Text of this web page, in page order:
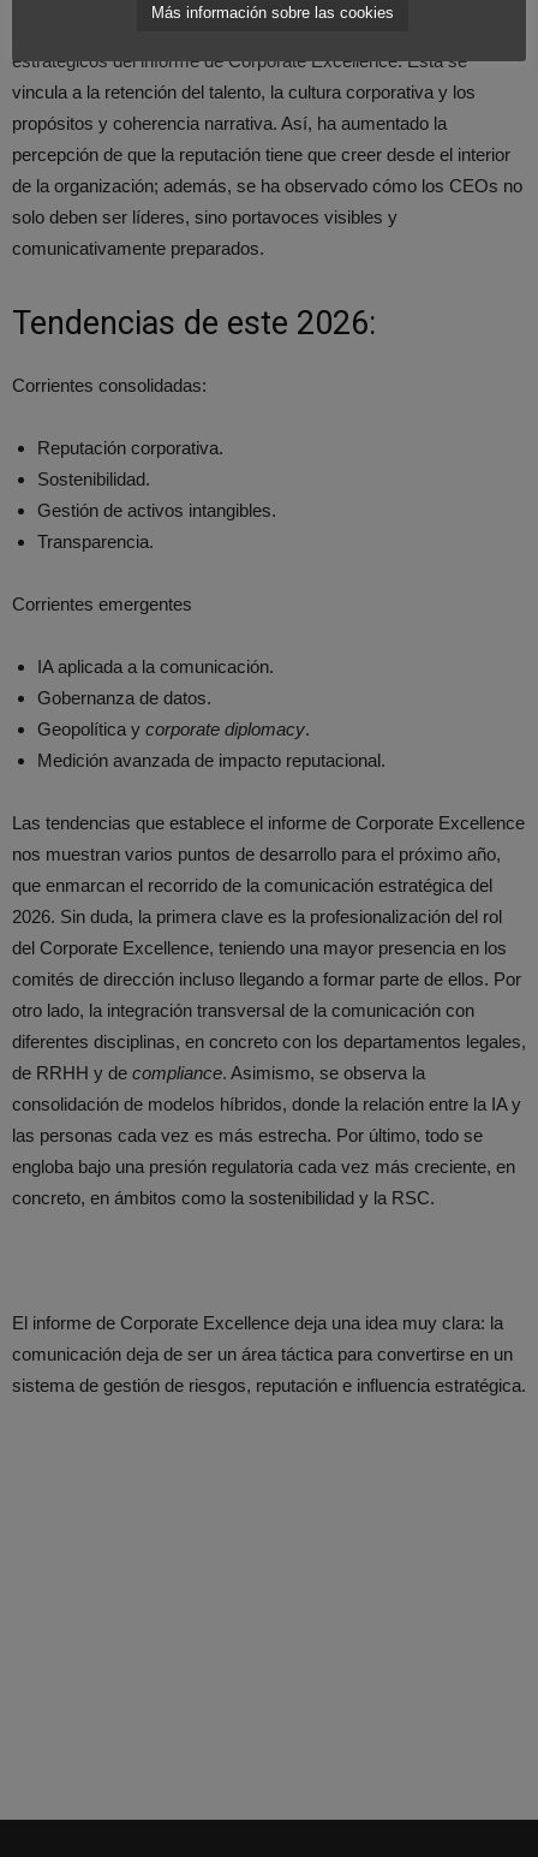
estratégicos del informe de Corporate Excellence. Esta se
vincula a la retención del talento, la cultura corporativa y los
propósitos y coherencia narrativa. Así, ha aumentado la
percepción de que la reputación tiene que creer desde el interior
de la organización; además, se ha observado cómo los CEOs no
solo deben ser líderes, sino portavoces visibles y
comunicativamente preparados.
Tendencias de este 2026:
Corrientes consolidadas:
Reputación corporativa.
Sostenibilidad.
Gestión de activos intangibles.
Transparencia.
Corrientes emergentes
IA aplicada a la comunicación.
Gobernanza de datos.
Geopolítica y corporate diplomacy.
Medición avanzada de impacto reputacional.
Las tendencias que establece el informe de Corporate Excellence
nos muestran varios puntos de desarrollo para el próximo año,
que enmarcan el recorrido de la comunicación estratégica del
2026. Sin duda, la primera clave es la profesionalización del rol
del Corporate Excellence, teniendo una mayor presencia en los
comités de dirección incluso llegando a formar parte de ellos. Por
otro lado, la integración transversal de la comunicación con
diferentes disciplinas, en concreto con los departamentos legales,
de RRHH y de compliance. Asimismo, se observa la
consolidación de modelos híbridos, donde la relación entre la IA y
las personas cada vez es más estrecha. Por último, todo se
engloba bajo una presión regulatoria cada vez más creciente, en
concreto, en ámbitos como la sostenibilidad y la RSC.
El informe de Corporate Excellence deja una idea muy clara: la
comunicación deja de ser un área táctica para convertirse en un
sistema de gestión de riesgos, reputación e influencia estratégica.
Más información sobre las cookies